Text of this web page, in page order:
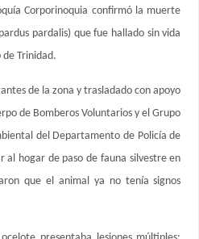
Corporinoquia confirmó la muerte
pardalis) que fue hallado sin vida
Trinidad.
de la zona y trasladado con apoyo
de Bomberos Voluntarios y el Grupo
del Departamento de Policía de
al hogar de paso de fauna silvestre en
que el animal ya no tenía signos